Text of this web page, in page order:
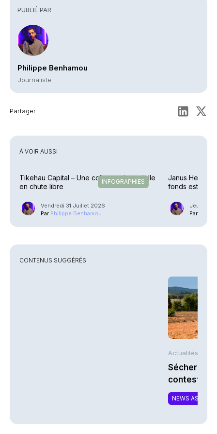
PUBLIÉ PAR
Philippe Benhamou
Journaliste
Partager
À VOIR AUSSI
INFOGRAPHIES
Tikehau Capital – Une collecte trimestrielle
en chute libre
Vendredi 31 Juillet 2026
Par Philippe Benhamou
Janus
fonds est
Jeudi 2
Par
CONTENUS SUGGÉRÉS
Actualités AFP
contestent
NEWS